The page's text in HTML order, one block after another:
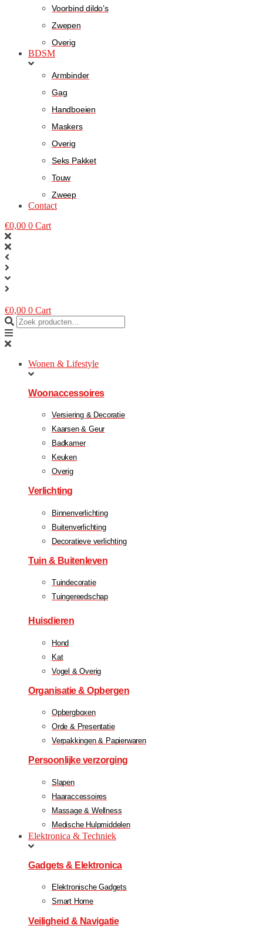
Voorbind dildo’s
Zwepen
Overig
BDSM
Armbinder
Gag
Handboeien
Maskers
Overig
Seks Pakket
Touw
Zweep
Contact
€0,00 0 Cart
€0,00 0 Cart
Wonen & Lifestyle
Woonaccessoires
Versiering & Decoratie
Kaarsen & Geur
Badkamer
Keuken
Overig
Verlichting
Binnenverlichting
Buitenverlichting
Decoratieve verlichting
Tuin & Buitenleven
Tuindecoratie
Tuingereedschap
Huisdieren
Hond
Kat
Vogel & Overig
Organisatie & Opbergen
Opbergboxen
Orde & Presentatie
Verpakkingen & Papierwaren
Persoonlijke verzorging
Slapen
Haaraccessoires
Massage & Wellness
Medische Hulpmiddelen
Elektronica & Techniek
Gadgets & Elektronica
Elektronische Gadgets
Smart Home
Veiligheid & Navigatie